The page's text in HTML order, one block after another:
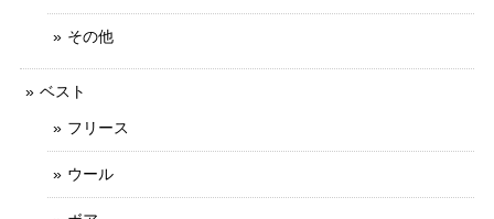
その他
ベスト
フリース
ウール